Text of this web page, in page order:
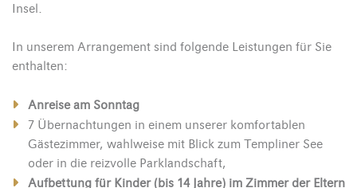
Insel.
In unserem Arrangement sind folgende Leistungen für Sie
enthalten:
Anreise am Sonntag
7 Übernachtungen in einem unserer komfortablen
Gästezimmer, wahlweise mit Blick zum Templiner See
oder in die reizvolle Parklandschaft,
Aufbettung für Kinder (bis 14 Jahre) im Zimmer der Eltern